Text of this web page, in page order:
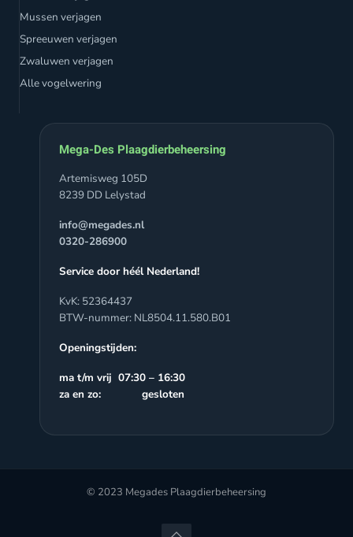
Mussen verjagen
Spreeuwen verjagen
Zwaluwen verjagen
Alle vogelwering
Mega-Des Plaagdierbeheersing
Artemisweg 105D
8239 DD Lelystad
info@megades.nl
0320-286900
Service door héél Nederland!
KvK: 52364437
BTW-nummer: NL8504.11.580.B01
Openingstijden:
ma t/m vrij 07:30 – 16:30
za en zo: gesloten
© 2023 Megades Plaagdierbeheersing